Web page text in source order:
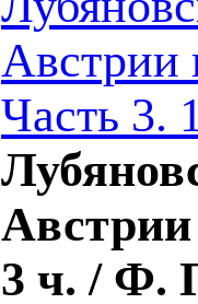
Австрии
Часть 3.
Австрии
3 ч. / Ф.